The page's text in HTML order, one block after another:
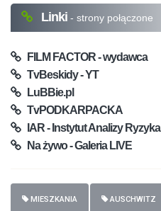
Linki - strony połączone
FILM FACTOR - wydawca
TvBeskidy - YT
LuBBie.pl
TvPODKARPACKA
IAR - Instytut Analizy Ryzyka
Na żywo - Galeria LIVE
MIESZKANIA AUSCHWITZ